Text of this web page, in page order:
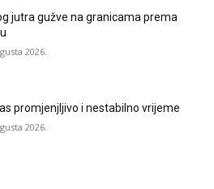
jutra gužve na granicama prema
2026.
promjenjljivo i nestabilno vrijeme
2026.